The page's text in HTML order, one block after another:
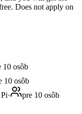
Does not apply on
10 osôb
10 osôb
·
pre 10 osôb